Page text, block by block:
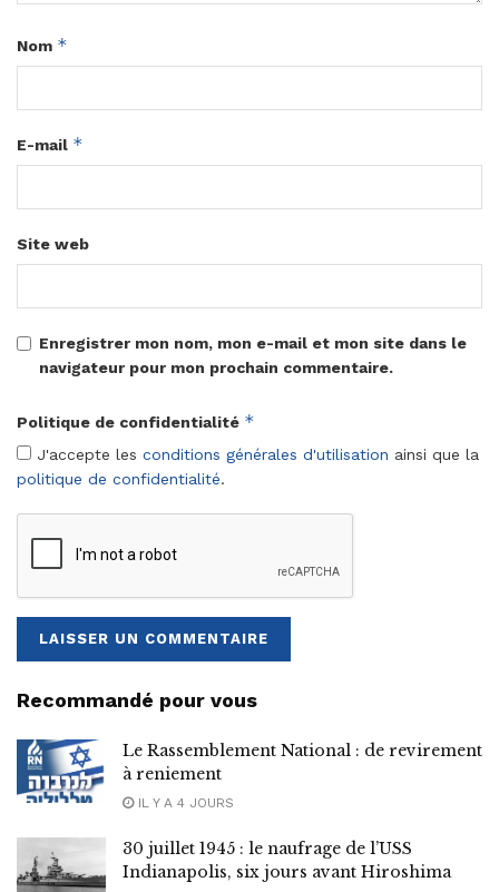
Nom *
E-mail *
Site web
Enregistrer mon nom, mon e-mail et mon site dans le
navigateur pour mon prochain commentaire.
Politique de confidentialité *
J'accepte les conditions générales d'utilisation ainsi que la
politique de confidentialité.
Recommandé pour vous
Le Rassemblement National : de revirement
à reniement
IL Y A 4 JOURS
30 juillet 1945 : le naufrage de l’USS
Indianapolis, six jours avant Hiroshima